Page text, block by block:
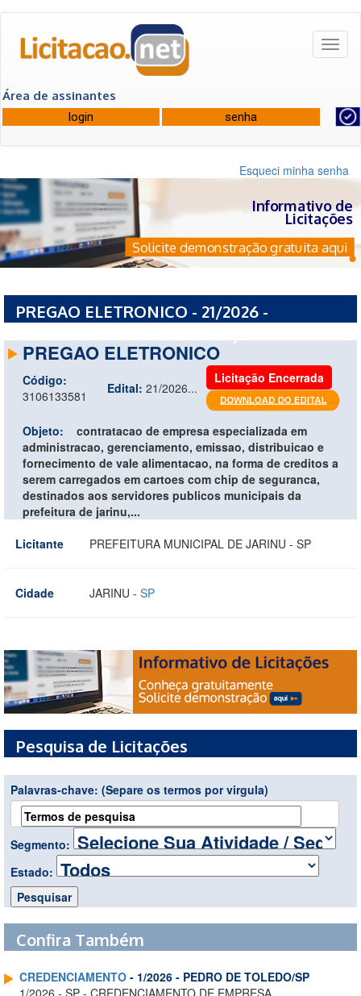
Área de assinantes
Esqueci minha senha
Informativo de
Licitações
Solicite demonstração gratuita aqui
PREGAO ELETRONICO - 21/2026 -
PREGAO ELETRONICO
Código:
3106133581
Edital: 21/2026...
Licitação Encerrada
Objeto:
contratacao de empresa especializada em
administracao, gerenciamento, emissao, distribuicao e
fornecimento de vale alimentacao, na forma de creditos a
serem carregados em cartoes com chip de seguranca,
destinados aos servidores publicos municipais da
prefeitura de jarinu,...
Licitante
PREFEITURA MUNICIPAL DE JARINU - SP
Cidade JARINU - SP
Pesquisa de Licitações
Palavras-chave: (Separe os termos por virgula)
Segmento:
Estado:
Confira Também
CREDENCIAMENTO - 1/2026 - PEDRO DE TOLEDO/SP